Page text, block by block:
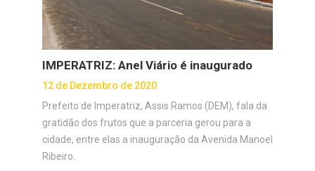
IMPERATRIZ: Anel Viário é inaugurado
12 de Dezembro de 2020
Prefeito de Imperatriz, Assis Ramos (DEM), fala da
gratidão dos frutos que a parceria gerou para a
cidade, entre elas a inauguração da Avenida Manoel
Ribeiro.